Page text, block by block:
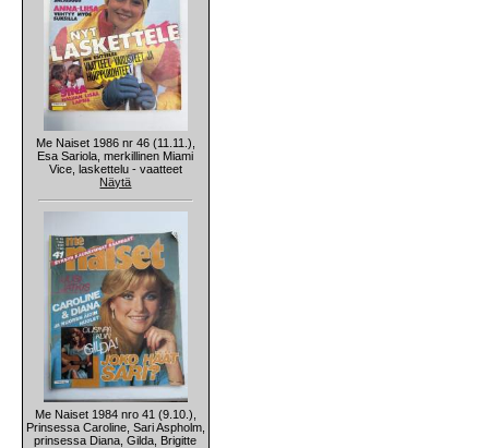
Me Naiset 1986 nr 46 (11.11.),
Esa Sariola, merkillinen Miami
Vice, laskettelu - vaatteet
Näytä
Me Naiset 1984 nro 41 (9.10.),
Prinsessa Caroline, Sari Aspholm,
prinsessa Diana, Gilda, Brigitte